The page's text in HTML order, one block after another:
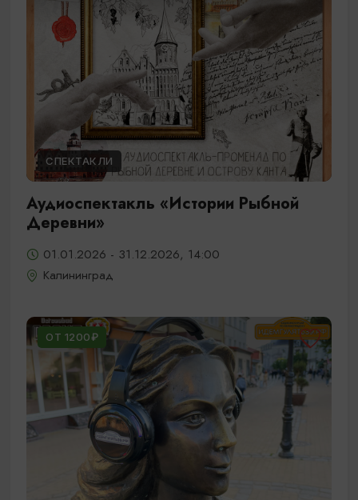
СПЕКТАКЛИ
Аудиоспектакль «Истории Рыбной
Деревни»
01.01.2026 - 31.12.2026, 14:00
Калининград
ОТ 1200₽